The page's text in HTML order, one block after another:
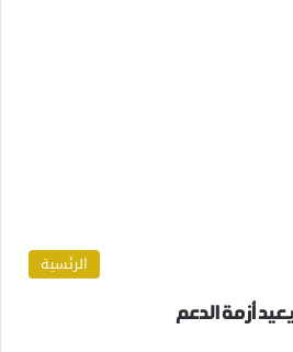
الرئسية
أزمة الدعم